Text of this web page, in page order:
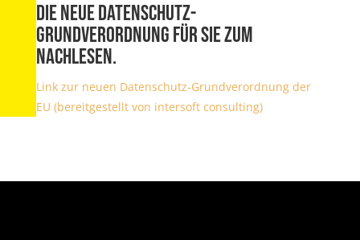
Die neue Datenschutz-
Grundverordnung für Sie zum
Nachlesen.
Link zur neuen Datenschutz-Grundverordnung der
EU (bereitgestellt von intersoft consulting)